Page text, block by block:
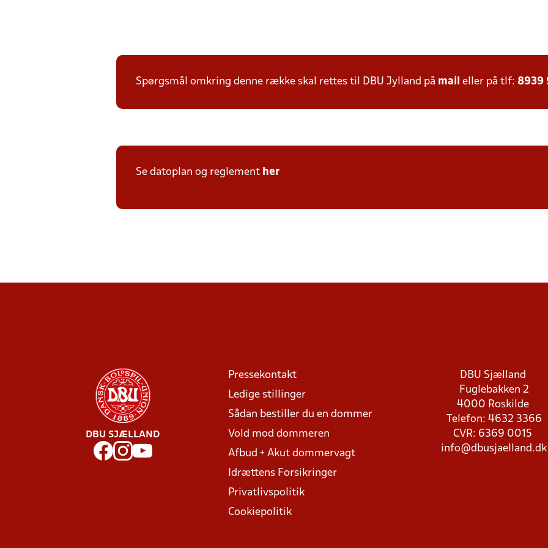
Spørgsmål omkring denne række skal rettes til DBU Jylland på mail eller på tlf: 8939
Se datoplan og reglement her
DBU SJÆLLAND
Pressekontakt
Ledige stillinger
Sådan bestiller du en dommer
Vold mod dommeren
Afbud + Akut dommervagt
Idrættens Forsikringer
Privatlivspolitik
Cookiepolitik
DBU Sjælland
Fuglebakken 2
4000 Roskilde
Telefon: 4632 3366
CVR: 6369 0015
info@dbusjaelland.dk